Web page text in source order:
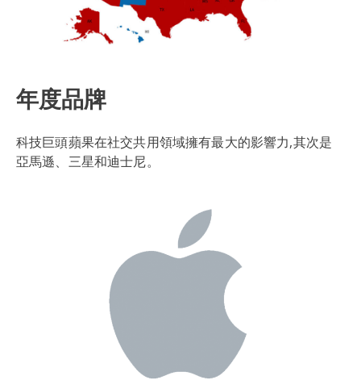
年度品牌
科技巨頭蘋果在社交共用領域擁有最大的影響力,其次是
亞馬遜、三星和迪士尼。